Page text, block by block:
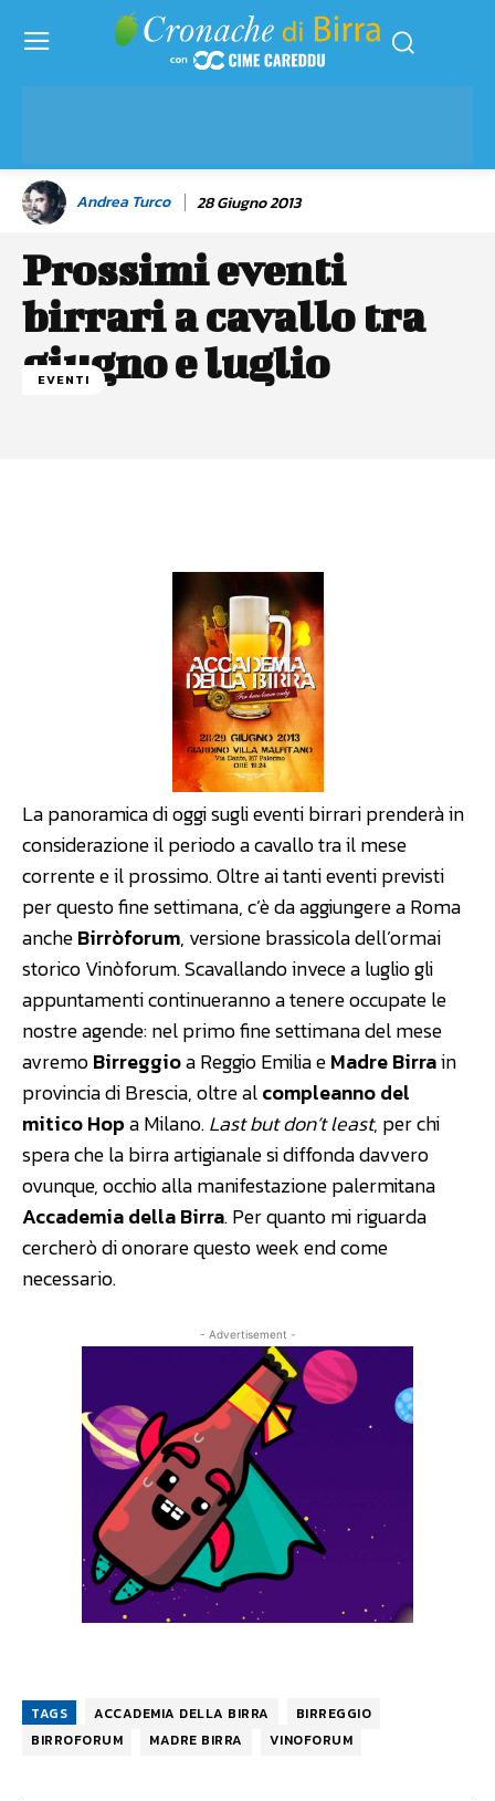
Andrea Turco 28 Giugno 2013
Prossimi eventi
birrari a cavallo tra
giugno e luglio
EVENTI
La panoramica di oggi sugli eventi birrari prenderà in
considerazione il periodo a cavallo tra il mese
corrente e il prossimo. Oltre ai tanti eventi previsti
per questo fine settimana, c’è da aggiungere a Roma
ancheBirròforum, versione brassicola dell’ormai
storico Vinòforum. Scavallando invece a luglio gli
appuntamenti continueranno a tenere occupate le
nostre agende: nel primo fine settimana del mese
avremoBirreggioa Reggio Emilia eMadre Birrain
provincia di Brescia, oltre alcompleanno del
mitico Hopa Milano.Last but don’t least, per chi
spera che la birra artigianale si diffonda davvero
ovunque, occhio alla manifestazione palermitana
Accademia della Birra. Per quanto mi riguarda
cercherò di onorare questo week end come
necessario.
- Advertisement -
TAGS ACCADEMIA DELLA BIRRA
BIRREGGIO
BIRROFORUM
MADRE BIRRA VINOFORUM